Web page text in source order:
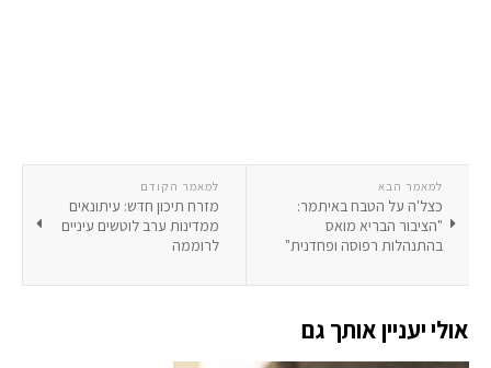
למאמר הקודם
מזרח תיכון חדש: עיתונאים
ממדינות ערב לוטשים עיניים
לרוממה
למאמר הבא
כצל'ה על הטבח באיתמר:
"הציבור הבריא מואס
בהתנהלות רפוסה ופחדנית"
אולי יעניין אותך גם